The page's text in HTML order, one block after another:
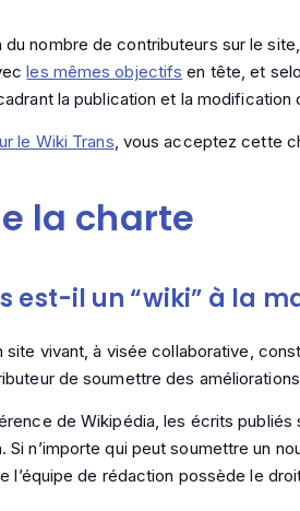
du nombre de contributeurs sur le
les mêmes objectifs en tête, et
la publication et la modification
le Wiki Trans, vous acceptez cette
la charte
est-il un “wiki” à la
site vivant, à visée collaborative,
de soumettre des
de Wikipédia, les écrits
n’importe qui peut soumettre un
l’équipe de rédaction possède le